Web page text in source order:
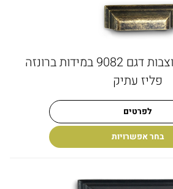
ידיות קונכיה מעוצבות דגם 9082 במידות ברונזה
פליז עתיק
לפרטים
בחר אפשרויות